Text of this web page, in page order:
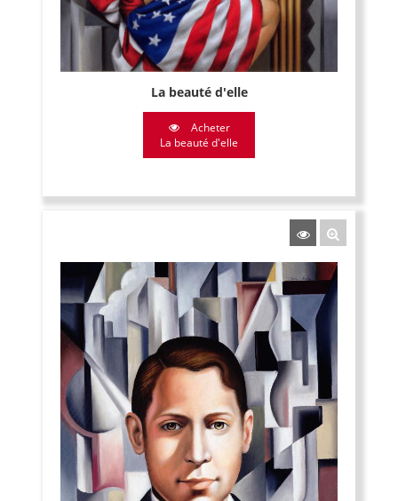
La beauté d'elle
Acheter
La beauté d'elle